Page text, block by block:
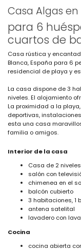
Casa Algas
para 6
cuartos de
Casa rústica y
Blanca, España para 6
residencial de playa y
La casa dispone de 3
niveles. El alojamiento
La proximidad a la
deportivas,
esta una casa
familia o amigos.
Interior de la casa
Casa de 2 niveles
salón con
chimenea en el
balcón cubierto
3 habitaciones, 1
antena satelital
lavadero con
Cocina
cocina abierta